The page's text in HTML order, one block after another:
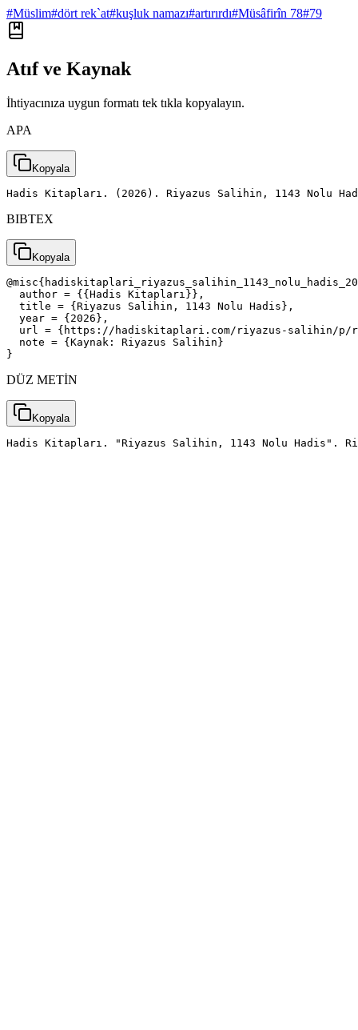
#Müslim#dört rek`at#kuşluk namazı#artırırdı#Müsâfirîn 78#79
Atıf ve Kaynak
İhtiyacınıza uygun formatı tek tıkla kopyalayın.
APA
Kopyala
Hadis Kitapları. (2026). Riyazus Salihin, 1143 Nolu
BIBTEX
Kopyala
  author = {{Hadis Kitapları}},
  title = {Riyazus Salihin, 1143 Nolu Hadis},
  year = {2026},
url = {https://hadiskitaplari.com/riyazus-salihin/
  note = {Kaynak: Riyazus Salihin}
}
DÜZ METİN
Kopyala
Hadis Kitapları. "Riyazus Salihin, 1143 Nolu Hadis".